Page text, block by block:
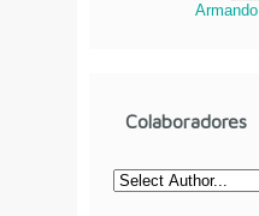
Colaboradores